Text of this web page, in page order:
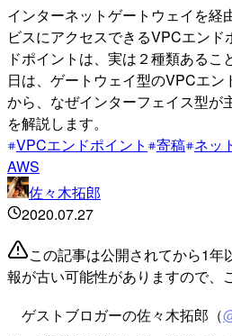
インターネットゲートウェイを経
ビスにアクセスできるVPCエン
ドポイントは、実は２種類ある
日は、ゲートウェイ型のVPCエン
から、なぜインターフェイス型が
を解説します。
VPCエンドポイント
寄稿 ネッ
AWS
佐々木拓郎
2020.07.27
この記事は公開されてから1年
報が古い可能性がありますので、
ゲストブロガーの佐々木拓郎（